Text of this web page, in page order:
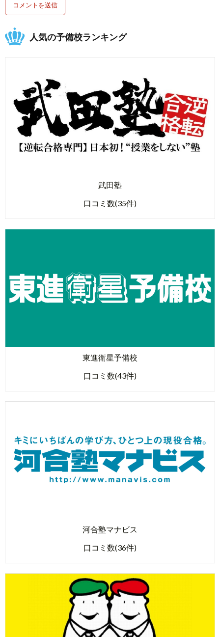
人気の予備校ランキング
武田塾
口コミ数(35件)
東進衛星予備校
口コミ数(43件)
河合塾マナビス
口コミ数(36件)